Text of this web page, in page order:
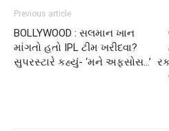
Previous article
BOLLYWOOD : સલમાન ખાન
માંગતો હતો IPL ટીમ ખરીદવા?
સુપરસ્ટારે કહ્યું- ‘મને અફસોસ…’